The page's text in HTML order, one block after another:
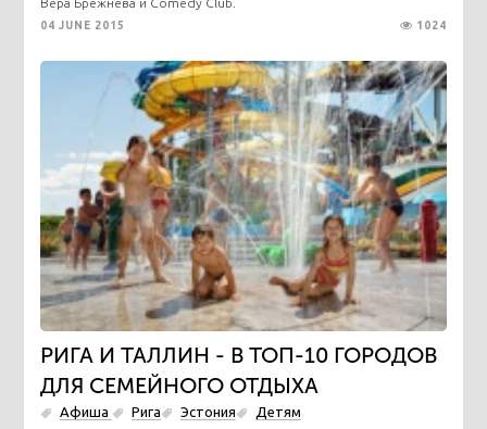
04 JUNE 2015 1024
РИГА И ТАЛЛИН - В ТОП-10 ГОРОДОВ
ДЛЯ СЕМЕЙНОГО ОТДЫХА
Афиша Рига Эстония Детям